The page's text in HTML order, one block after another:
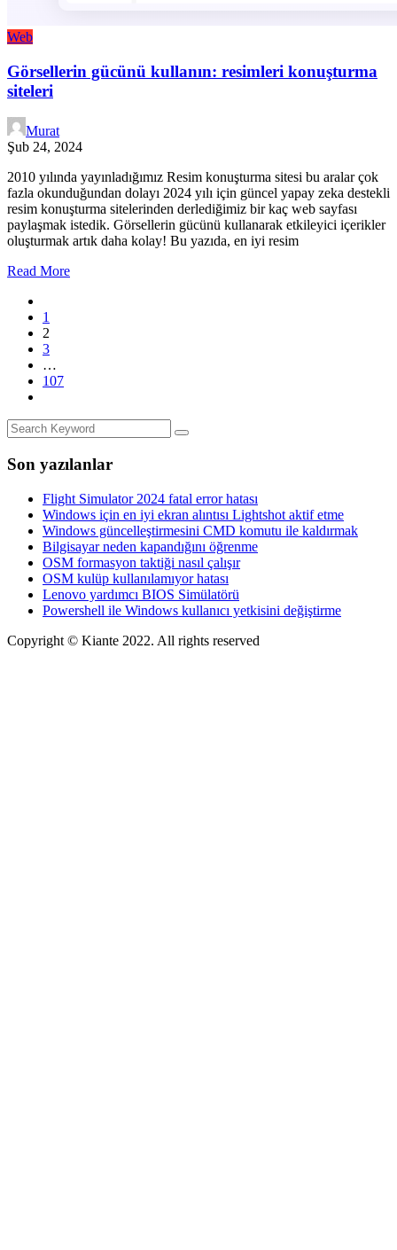
Web
Görsellerin gücünü kullanın: resimleri konuşturma
siteleri
Murat
Şub 24, 2024
2010 yılında yayınladığımız Resim konuşturma sitesi bu aralar çok
fazla okunduğundan dolayı 2024 yılı için güncel yapay zeka destekli
resim konuşturma sitelerinden derlediğimiz bir kaç web sayfası
paylaşmak istedik. Görsellerin gücünü kullanarak etkileyici içerikler
oluşturmak artık daha kolay! Bu yazıda, en iyi resim
Read More
1
2
3
…
107
Son yazılanlar
Flight Simulator 2024 fatal error hatası
Windows için en iyi ekran alıntısı Lightshot aktif etme
Windows güncelleştirmesini CMD komutu ile kaldırmak
Bilgisayar neden kapandığını öğrenme
OSM formasyon taktiği nasıl çalışır
OSM kulüp kullanılamıyor hatası
Lenovo yardımcı BIOS Simülatörü
Powershell ile Windows kullanıcı yetkisini değiştirme
Copyright © Kiante 2022. All rights reserved